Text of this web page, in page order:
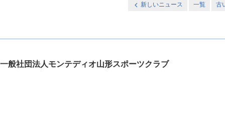
新しいニュース 一覧 古
一般社団法人モンテディオ山形スポーツクラブ